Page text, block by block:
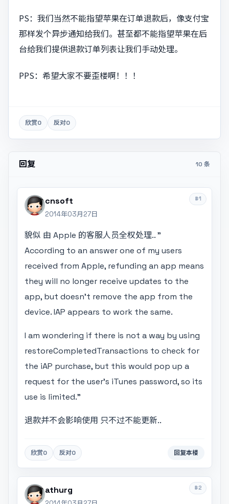
PS：我们当然不能指望苹果在订单退款后，像支付宝
那样发个异步通知给我们。甚至都不能指望苹果在后
台给我们提供退款订单列表让我们手动处理。
PPS：希望大家不要歪楼啊！！！
欣赏0 反对0
回复 10 条
#1
cnsoft
2014年03月27日
貌似 由 Apple 的客服人员全权处理.. "
According to an answer one of my users
received from Apple, refunding an app means
they will no longer receive updates to the
app, but doesn't remove the app from the
device. IAP appears to work the same.
I am wondering if there is not a way by using
restoreCompletedTransactions to check for
the iAP purchase, but this would pop up a
request for the user's iTunes password, so its
use is limited."
退款并不会影响使用 只不过不能更新..
欣赏0 反对0 回复本楼
#2
athurg